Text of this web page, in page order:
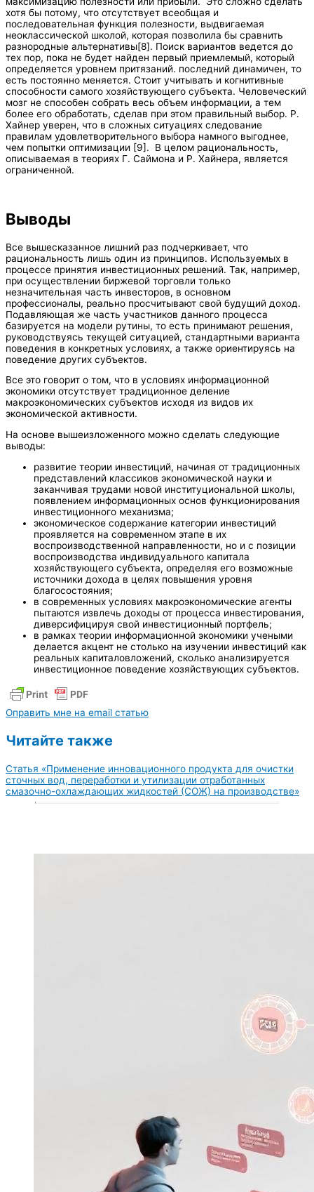
хотя бы потому, что отсутствует всеобщая и
последовательная функция полезности, выдвигаемая
неоклассической школой, которая позволила бы сравнить
разнородные альтернативы[8]. Поиск вариантов ведется до
тех пор, пока не будет найден первый приемлемый, который
определяется уровнем притязаний. последний динамичен, то
есть постоянно меняется. Стоит учитывать и когнитивные
способности самого хозяйствующего субъекта. Человеческий
мозг не способен собрать весь объем информации, а тем
более его обработать, сделав при этом правильный выбор. Р.
Хайнер уверен, что в сложных ситуациях следование
правилам удовлетворительного выбора намного выгоднее,
чем попытки оптимизации [9]. В целом рациональность,
описываемая в теориях Г. Саймона и Р. Хайнера, является
ограниченной.
Выводы
Все вышесказанное лишний раз подчеркивает, что
рациональность лишь один из принципов. Используемых в
процессе принятия инвестиционных решений. Так, например,
при осуществлении биржевой торговли только
незначительная часть инвесторов, в основном
профессионалы, реально просчитывают свой будущий доход.
Подавляющая же часть участников данного процесса
базируется на модели рутины, то есть принимают решения,
руководствуясь текущей ситуацией, стандартными варианта
поведения в конкретных условиях, а также ориентируясь на
поведение других субъектов.
Все это говорит о том, что в условиях информационной
экономики отсутствует традиционное деление
макроэкономических субъектов исходя из видов их
экономической активности.
На основе вышеизложенного можно сделать следующие
выводы:
развитие теории инвестиций, начиная от традиционных
представлений классиков экономической науки и
заканчивая трудами новой институциональной школы,
появлением информационных основ функционирования
инвестиционного механизма;
экономическое содержание категории инвестиций
проявляется на современном этапе в их
воспроизводственной направленности, но и с позиции
воспроизводства индивидуального капитала
хозяйствующего субъекта, определяя его возможные
источники дохода в целях повышения уровня
благосостояния;
в современных условиях макроэкономические агенты
пытаются извлечь доходы от процесса инвестирования,
диверсифицируя свой инвестиционный портфель;
в рамках теории информационной экономики учеными
делается акцент не столько на изучении инвестиций как
реальных капиталовложений, сколько анализируется
инвестиционное поведение хозяйствующих субъектов.
Оправить мне на email статью
Читайте также
Статья «Применение инновационного продукта для очистки
сточных вод, переработки и утилизации отработанных
смазочно-охлаждающих жидкостей (СОЖ) на производстве»